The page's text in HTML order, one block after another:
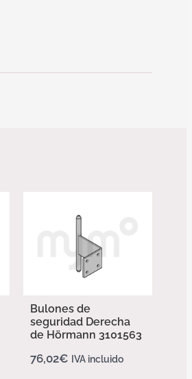
Bulones de
seguridad Derecha
de Hörmann 3101563
76,02€ IVA incluido